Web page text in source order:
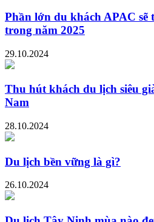
Phần lớn du khách APAC sẽ
trong năm 2025
29.10.2024
Thu hút khách du lịch siêu
Nam
28.10.2024
Du lịch bền vững là gì?
26.10.2024